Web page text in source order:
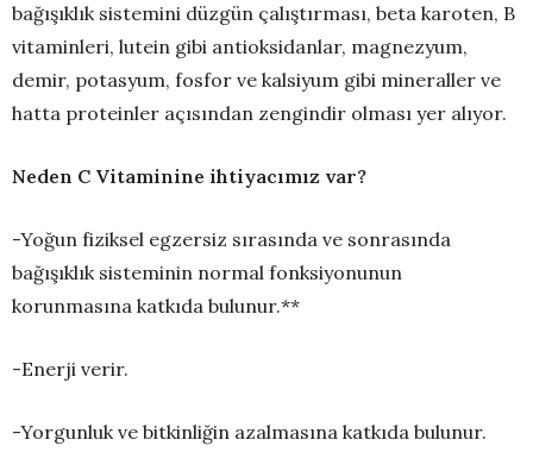
bağışıklık sistemini düzgün çalıştırması, beta karoten, B
vitaminleri, lutein gibi antioksidanlar, magnezyum,
demir, potasyum, fosfor ve kalsiyum gibi mineraller ve
hatta proteinler açısından zengindir olması yer alıyor.
Neden C Vitaminine ihtiyacımız var?
-Yoğun fiziksel egzersiz sırasında ve sonrasında
bağışıklık sisteminin normal fonksiyonunun
korunmasına katkıda bulunur.**
-Enerji verir.
-Yorgunluk ve bitkinliğin azalmasına katkıda bulunur.